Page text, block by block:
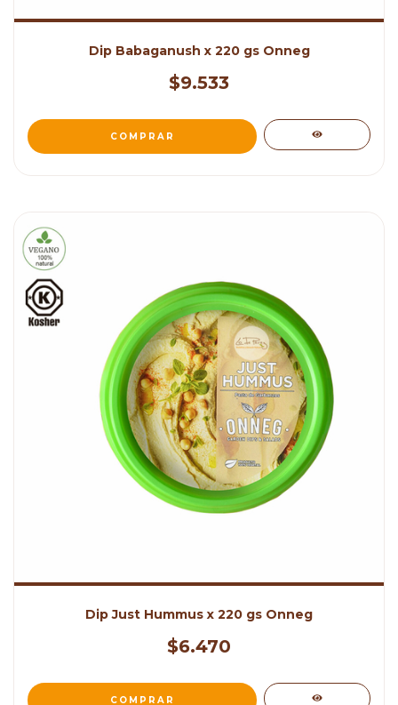
Dip Babaganush x 220 gs Onneg
$9.533
Dip Just Hummus x 220 gs Onneg
$6.470